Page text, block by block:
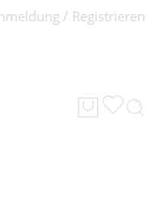
/ Registrieren